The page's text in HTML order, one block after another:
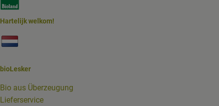
Hartelijk welkom!
bioLesker
Bio aus Überzeugung
Lieferservice